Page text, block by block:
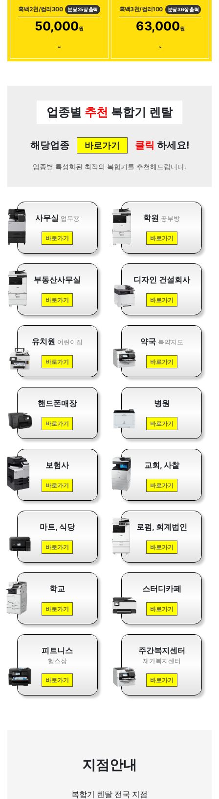
흑백2천/컬러300 분당 25장 출력
50,000원
~
흑백3천/컬러100 분당 36장 출력
63,000원
~
업종별 추천 복합기 렌탈
해당업종 바로가기 클릭 하세요!
업종별 특성화된 최적의 복합기를 추천해드립니다.
사무실 업무용
바로가기
학원 공부방
바로가기
부동산사무실
바로가기
디자인 건설회사
바로가기
유치원 어린이집
바로가기
약국 복약지도
바로가기
핸드폰매장
바로가기
병원
바로가기
보험사
바로가기
교회, 사찰
바로가기
마트, 식당
바로가기
로펌, 회계법인
바로가기
학교
바로가기
스터디카페
바로가기
피트니스
헬스장
바로가기
주간복지센터
재가복지센터
바로가기
지점안내
복합기 렌탈 전국 지점